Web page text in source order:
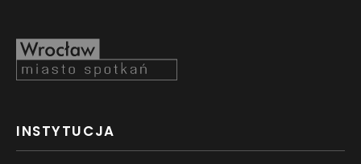
INSTYTUCJA